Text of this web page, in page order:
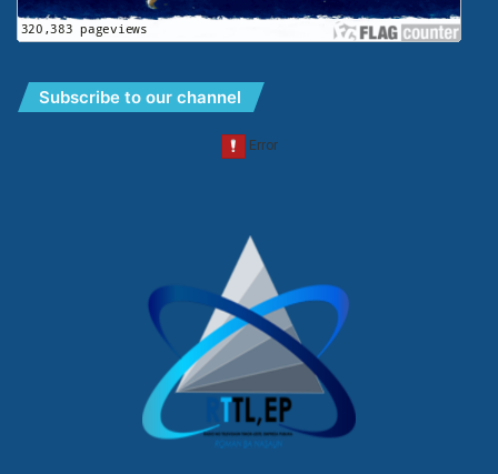
Subscribe to our channel